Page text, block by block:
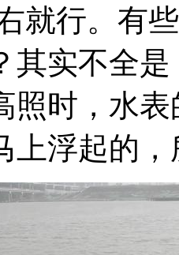
就行。有些
其实不全
照时，水
上浮起的